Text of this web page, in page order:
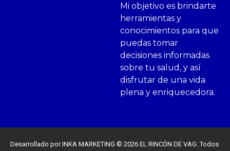
Mi objetivo es brindarte
herramientas y
conocimientos para que
puedas tomar
decisiones informadas
sobre tu salud, y así
disfrutar de una vida
plena y enriquecedora.
Desarrollado por INKA MARKETING © 2026 EL RINCÓN DE VAG. Todos